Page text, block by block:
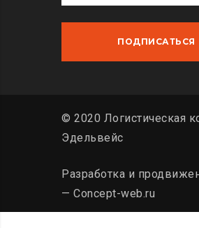
© 2020 Логистическая
Эдельвейс
Разработка и
— Concept-web.ru